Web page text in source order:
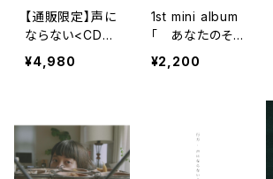
【通販限定】声に
ならない<CDお
まとめセット>
¥4,980
1st mini album
「 あなたのそ
のままを愛させ
て 」
¥2,200